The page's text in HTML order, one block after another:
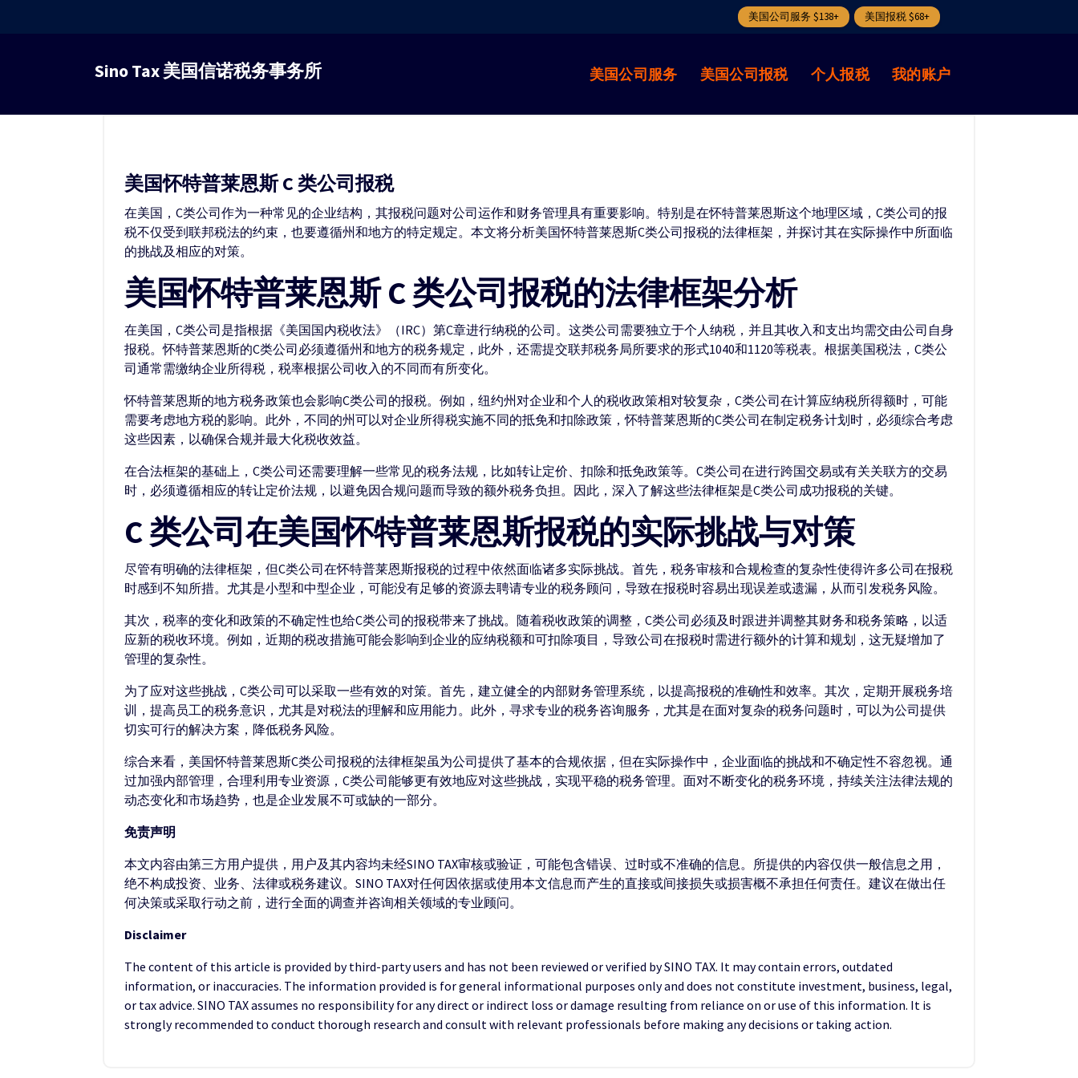
美国公司服务 $138+ 美国报税 $68+
容
Sino Tax 美国信诺税务事务所 美国公司服务 美国公司报税 个人报税 我的账户
美国怀特普莱恩斯 C 类公司报税
在美国，C类公司作为一种常见的企业结构，其报税问题对公司运作和财务管理具有重要影响。特别是在怀特普莱恩斯这个地理区域，C类公司的报
税不仅受到联邦税法的约束，也要遵循州和地方的特定规定。本文将分析美国怀特普莱恩斯C类公司报税的法律框架，并探讨其在实际操作中所面临
的挑战及相应的对策。
美国怀特普莱恩斯 C 类公司报税的法律框架分析
在美国，C类公司是指根据《美国国内税收法》（IRC）第C章进行纳税的公司。这类公司需要独立于个人纳税，并且其收入和支出均需交由公司自身
报税。怀特普莱恩斯的C类公司必须遵循州和地方的税务规定，此外，还需提交联邦税务局所要求的形式1040和1120等税表。根据美国税法，C类公
司通常需缴纳企业所得税，税率根据公司收入的不同而有所变化。
怀特普莱恩斯的地方税务政策也会影响C类公司的报税。例如，纽约州对企业和个人的税收政策相对较复杂，C类公司在计算应纳税所得额时，可能
需要考虑地方税的影响。此外，不同的州可以对企业所得税实施不同的抵免和扣除政策，怀特普莱恩斯的C类公司在制定税务计划时，必须综合考虑
这些因素，以确保合规并最大化税收效益。
在合法框架的基础上，C类公司还需要理解一些常见的税务法规，比如转让定价、扣除和抵免政策等。C类公司在进行跨国交易或有关关联方的交易
时，必须遵循相应的转让定价法规，以避免因合规问题而导致的额外税务负担。因此，深入了解这些法律框架是C类公司成功报税的关键。
C 类公司在美国怀特普莱恩斯报税的实际挑战与对策
尽管有明确的法律框架，但C类公司在怀特普莱恩斯报税的过程中依然面临诸多实际挑战。首先，税务审核和合规检查的复杂性使得许多公司在报税
时感到不知所措。尤其是小型和中型企业，可能没有足够的资源去聘请专业的税务顾问，导致在报税时容易出现误差或遗漏，从而引发税务风险。
其次，税率的变化和政策的不确定性也给C类公司的报税带来了挑战。随着税收政策的调整，C类公司必须及时跟进并调整其财务和税务策略，以适
应新的税收环境。例如，近期的税改措施可能会影响到企业的应纳税额和可扣除项目，导致公司在报税时需进行额外的计算和规划，这无疑增加了
管理的复杂性。
为了应对这些挑战，C类公司可以采取一些有效的对策。首先，建立健全的内部财务管理系统，以提高报税的准确性和效率。其次，定期开展税务培
训，提高员工的税务意识，尤其是对税法的理解和应用能力。此外，寻求专业的税务咨询服务，尤其是在面对复杂的税务问题时，可以为公司提供
切实可行的解决方案，降低税务风险。
综合来看，美国怀特普莱恩斯C类公司报税的法律框架虽为公司提供了基本的合规依据，但在实际操作中，企业面临的挑战和不确定性不容忽视。通
过加强内部管理，合理利用专业资源，C类公司能够更有效地应对这些挑战，实现平稳的税务管理。面对不断变化的税务环境，持续关注法律法规的
动态变化和市场趋势，也是企业发展不可或缺的一部分。
免责声明
本文内容由第三方用户提供，用户及其内容均未经SINO TAX审核或验证，可能包含错误、过时或不准确的信息。所提供的内容仅供一般信息之用，
绝不构成投资、业务、法律或税务建议。SINO TAX对任何因依据或使用本文信息而产生的直接或间接损失或损害概不承担任何责任。建议在做出任
何决策或采取行动之前，进行全面的调查并咨询相关领域的专业顾问。
Disclaimer
The content of this article is provided by third-party users and has not been reviewed or verified by SINO TAX. It may contain errors, outdated
information, or inaccuracies. The information provided is for general informational purposes only and does not constitute investment, business, legal,
or tax advice. SINO TAX assumes no responsibility for any direct or indirect loss or damage resulting from reliance on or use of this information. It is
strongly recommended to conduct thorough research and consult with relevant professionals before making any decisions or taking action.